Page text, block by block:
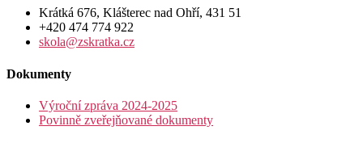
Krátká 676, Klášterec nad Ohří, 431 51
+420 474 774 922
skola@zskratka.cz
Dokumenty
Výroční zpráva 2024-2025
Povinně zveřejňované dokumenty